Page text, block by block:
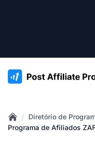
:site.title
Home
/ Diretório de
Programa de Afiliados